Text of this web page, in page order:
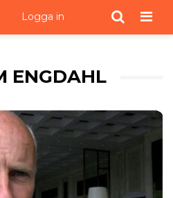
Logga in
ENGDAHL